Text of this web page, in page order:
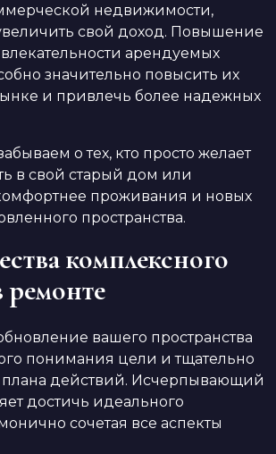
недвижимости,
свой доход. Повышение
арендуемых
значительно повысить их
и привлечь более надежных
о тех, кто просто желает
в свой старый дом или
проживания и новых
пространства.
комплексного
ремонте
вашего пространства
понимания цели и тщательно
действий. Исчерпывающий
достичь идеального
сочетая все аспекты